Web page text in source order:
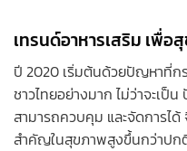
เทรนด์อาหารเสริม เพื่อ
ปี 2020 เริ่มต้นด้วยปัญหาที่ก
ชาวไทยอย่างมาก ไม่ว่าจะเป็
สามารถควบคุม และจัดการไ
สำคัญในสุขภาพสูงขึ้นกว่าปก